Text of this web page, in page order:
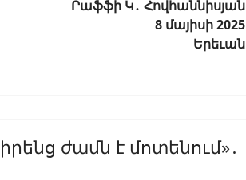
Րաֆֆի Կ․ Հովհաննիսյան
8 մայիսի 2025
Երեւան
ժամն է մոտենում»․